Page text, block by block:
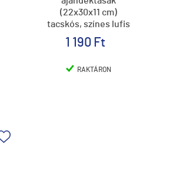
(22x30x11 cm)
tacskós, színes lufis
(6)
1 190 Ft
RAKTÁRON